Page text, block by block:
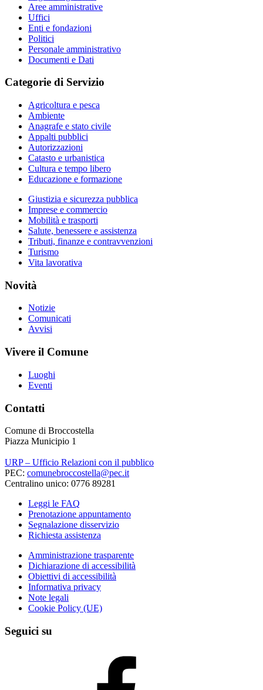
Aree amministrative
Uffici
Enti e fondazioni
Politici
Personale amministrativo
Documenti e Dati
Categorie di Servizio
Agricoltura e pesca
Ambiente
Anagrafe e stato civile
Appalti pubblici
Autorizzazioni
Catasto e urbanistica
Cultura e tempo libero
Educazione e formazione
Giustizia e sicurezza pubblica
Imprese e commercio
Mobilità e trasporti
Salute, benessere e assistenza
Tributi, finanze e contravvenzioni
Turismo
Vita lavorativa
Novità
Notizie
Comunicati
Avvisi
Vivere il Comune
Luoghi
Eventi
Contatti
Comune di Broccostella
Piazza Municipio 1
URP – Ufficio Relazioni con il pubblico
PEC: comunebroccostella@pec.it
Centralino unico: 0776 89281
Leggi le FAQ
Prenotazione appuntamento
Segnalazione disservizio
Richiesta assistenza
Amministrazione trasparente
Dichiarazione di accessibilità
Obiettivi di accessibilità
Informativa privacy
Note legali
Cookie Policy (UE)
Seguici su